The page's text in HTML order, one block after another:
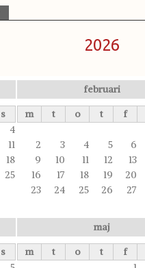
2026
s
4
11
18
25
februari
m
t o t f
2 3 4 5
6
9
10 11 12
13
16
17 18 19
20
23
24 25 26 27
s
maj
m
t o t
f